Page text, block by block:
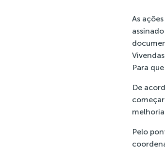
As
Para
De
Pelo